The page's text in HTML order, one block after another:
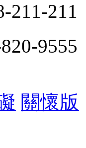
211-211
9555
關懷版